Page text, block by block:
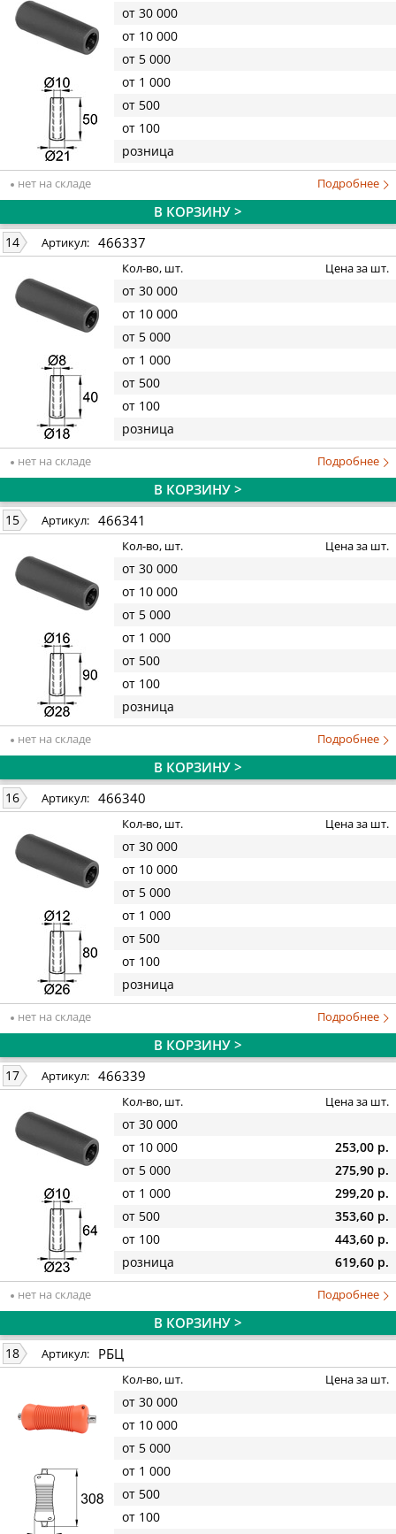
от 30 000
от 10 000
от 5 000
от 1 000
от 500
от 100
розница
нет на складе Подробнее
В КОРЗИНУ >
14 Артикул: 466337
Кол-во, шт. Цена за шт.
от 30 000
от 10 000
от 5 000
от 1 000
от 500
от 100
розница
нет на складе Подробнее
В КОРЗИНУ >
15 Артикул: 466341
Кол-во, шт. Цена за шт.
от 30 000
от 10 000
от 5 000
от 1 000
от 500
от 100
розница
нет на складе Подробнее
В КОРЗИНУ >
16 Артикул: 466340
Кол-во, шт. Цена за шт.
от 30 000
от 10 000
от 5 000
от 1 000
от 500
от 100
розница
нет на складе Подробнее
В КОРЗИНУ >
17 Артикул: 466339
Кол-во, шт. Цена за шт.
от 30 000
от 10 000
253,00 р.
от 5 000
275,90 р.
от 1 000
299,20 р.
от 500
353,60 р.
от 100
443,60 р.
розница
619,60 р.
нет на складе Подробнее
В КОРЗИНУ >
18 Артикул: РБЦ
Кол-во, шт. Цена за шт.
от 30 000
от 10 000
от 5 000
от 1 000
от 500
от 100